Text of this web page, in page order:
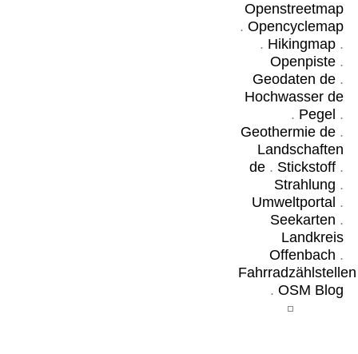
Openstreetmap
. Opencyclemap
. Hikingmap.
Openpiste.
Geodaten de.
Hochwasser de
. Pegel .
Geothermie de.
Landschaften
de. Stickstoff.
Strahlung .
Umweltportal .
Seekarten .
Landkreis
Offenbach .
Fahrradzählstellen
. OSM Blog